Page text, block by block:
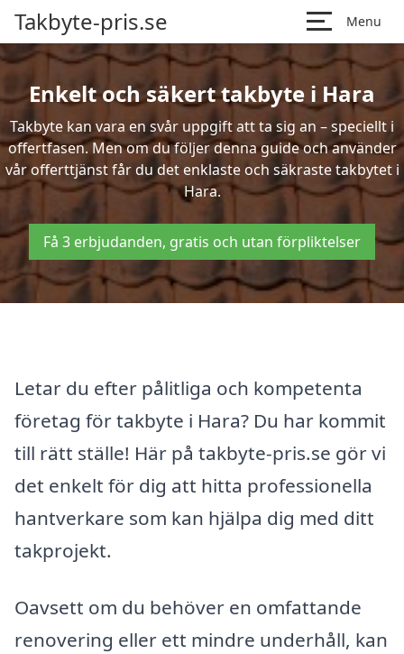
Takbyte-pris.se Menu
Enkelt och säkert takbyte i Hara
Takbyte kan vara en svår uppgift att ta sig an – speciellt i
offertfasen. Men om du följer denna guide och använder
vår offerttjänst får du det enklaste och säkraste takbytet i
Hara.
Få 3 erbjudanden, gratis och utan förpliktelser
Letar du efter pålitliga och kompetenta
företag för takbyte i Hara? Du har kommit
till rätt ställe! Här på takbyte-pris.se gör vi
det enkelt för dig att hitta professionella
hantverkare som kan hjälpa dig med ditt
takprojekt.
Oavsett om du behöver en omfattande
renovering eller ett mindre underhåll, kan